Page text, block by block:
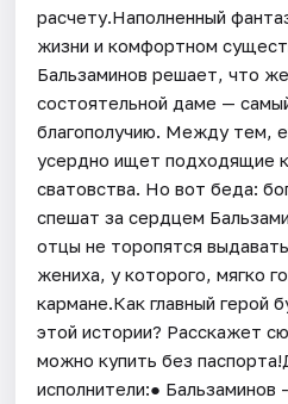
расчету.Наполненный
жизни и комфортном
Бальзаминов решает, что
состоятельной даме —
благополучию. Между тем,
усердно ищет подходящие
сватовства. Но вот беда:
спешат за сердцем
отцы не торопятся
жениха, у которого, мягко
кармане.Как главный герой
этой истории? Расскажет
можно купить без
исполнители:●